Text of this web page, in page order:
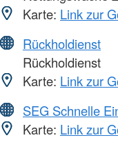
Karte: Link zur
Rückholdienst
Rückholdienst
Karte: Link zur
SEG Schnelle
Karte: Link zur